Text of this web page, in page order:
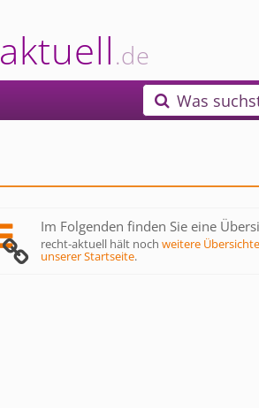
aktuell.de
 Was
Im Folgenden finden Sie eine
recht-aktuell hält nochweitere
unserer Startseite.